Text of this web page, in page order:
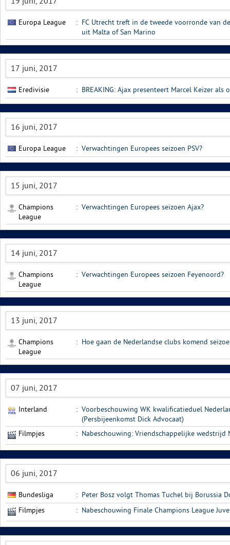
Europa League : FC Utrecht treft in de tweede voorronde van
uit Malta of San Marino
17 juni, 2017
Eredivisie : BREAKING: Ajax presenteert Marcel Keizer als
16 juni, 2017
Europa League : Verwachtingen Europees seizoen PSV?
15 juni, 2017
Champions
League
: Verwachtingen Europees seizoen Ajax?
14 juni, 2017
Champions
League
: Verwachtingen Europees seizoen Feyenoord?
13 juni, 2017
Champions
League
: Hoe gaan de Nederlandse clubs komend
07 juni, 2017
Interland : Voorbeschouwing WK kwalificatieduel
(Persbijeenkomst Dick Advocaat)
Filmpjes
: Nabeschouwing: Vriendschappelijke
06 juni, 2017
Bundesliga : Peter Bosz volgt Thomas Tuchel bij Borussia
Filmpjes
: Nabeschouwing Finale Champions League